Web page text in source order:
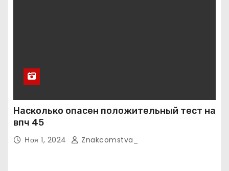
Насколько опасен положительный тест на
впч 45
Ноя 1, 2024 Znakcomstva_